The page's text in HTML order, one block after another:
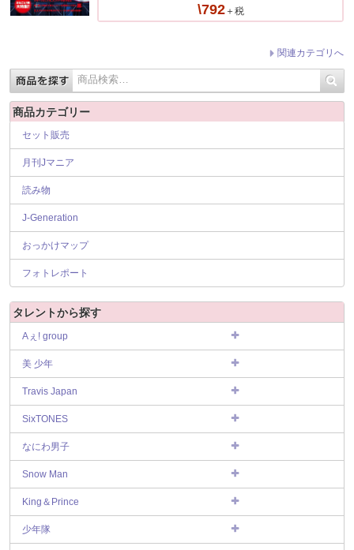
\792＋税
関連カテゴリへ
商品カテゴリー
セット販売
月刊Jマニア
読み物
J-Generation
おっかけマップ
フォトレポート
タレントから探す
Aぇ! group
美 少年
Travis Japan
SixTONES
なにわ男子
Snow Man
King＆Prince
少年隊